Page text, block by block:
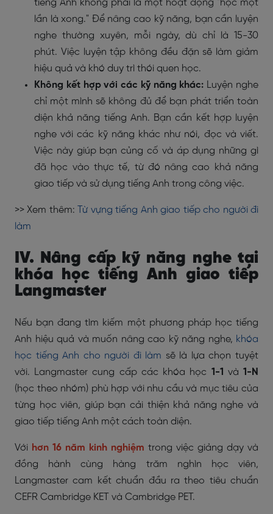
tiếng Anh không phải là một hoạt động "học một
lần là xong." Để nâng cao kỹ năng, bạn cần luyện
nghe thường xuyên, mỗi ngày, dù chỉ là 15-30
phút. Việc luyện tập không đều đặn sẽ làm giảm
hiệu quả và khó duy trì thói quen học.
Không kết hợp với các kỹ năng khác: Luyện nghe
chỉ một mình sẽ không đủ để bạn phát triển toàn
diện khả năng tiếng Anh. Bạn cần kết hợp luyện
nghe với các kỹ năng khác như nói, đọc và viết.
Việc này giúp bạn củng cố và áp dụng những gì
đã học vào thực tế, từ đó nâng cao khả năng
giao tiếp và sử dụng tiếng Anh trong công việc.
>> Xem thêm:
Từ vựng tiếng Anh giao tiếp cho người đi
làm
IV. Nâng cấp kỹ năng nghe tại
khóa học tiếng Anh giao tiếp
Langmaster
Nếu bạn đang tìm kiếm một phương pháp học tiếng
Anh hiệu quả và muốn nâng cao kỹ năng nghe, khóa
học tiếng Anh cho người đi làm sẽ là lựa chọn tuyệt
vời. Langmaster cung cấp các khóa học 1-1 và1-N
(học theo nhóm) phù hợp với nhu cầu và mục tiêu của
từng học viên, giúp bạn cải thiện khả năng nghe và
giao tiếp tiếng Anh một cách toàn diện.
Với hơn 16 năm kinh nghiệm trong việc giảng dạy và
đồng hành cùng hàng trăm nghìn học viên,
Langmaster cam kết chuẩn đầu ra theo tiêu chuẩn
CEFR Cambridge KET và Cambridge PET.